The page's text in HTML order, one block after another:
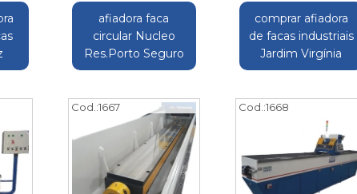
afiadora faca
circular Nucleo
Res.Porto Seguro
comprar afiadora
de facas industriais
Jardim Virgínia
Cod.:1667 Cod.:1668